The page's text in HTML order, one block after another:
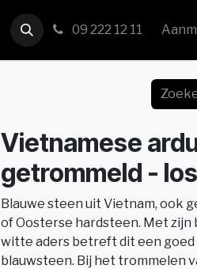
09 222 12 11
Vietnamese
getrommeld -
Blauwe steen uit Vietnam, ook
of Oosterse hardsteen. Met zijn
witte aders betreft dit een
blauwsteen. Bij het trommelen